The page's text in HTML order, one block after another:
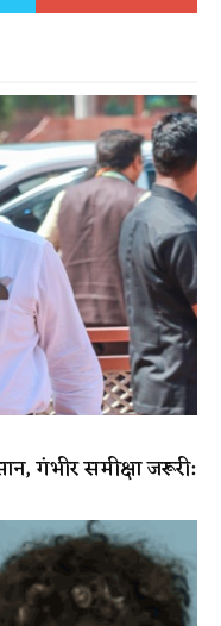
गंभीर समीक्षा जरूरी: